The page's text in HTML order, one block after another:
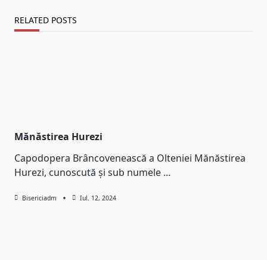
RELATED POSTS
Mănăstirea Hurezi
Capodopera Brâncovenească a Olteniei Mănăstirea
Hurezi, cunoscută și sub numele ...
Bisericiadm Iul. 12, 2024